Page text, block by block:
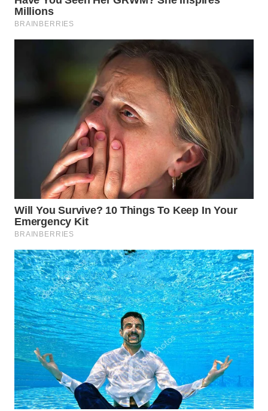
TRAVEL
WAHANANEWS
WAHANANEWS
CO ID
WAHANANEWS
NET
WAHANA
SPORT
WAHANA
UMKM
WAHANA
SELEB
WAHANA
PERSONA